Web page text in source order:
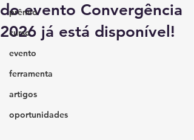
prêmio
curso
evento
ferramenta
artigos
oportunidades
do evento Convergência
2026 já está disponível!